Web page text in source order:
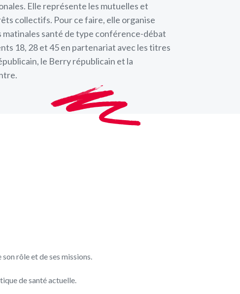
Elle représente les mutuelles et
collectifs. Pour ce faire, elle organise
matinales santé de type conférence-débat
18, 28 et 45 en partenariat avec les titres
le Berry républicain et la
rôle et de ses missions.
de santé actuelle.